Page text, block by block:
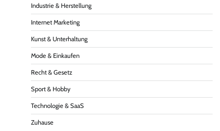
Industrie & Herstellung
Internet Marketing
Kunst & Unterhaltung
Mode & Einkaufen
Recht & Gesetz
Sport & Hobby
Technologie & SaaS
Zuhause